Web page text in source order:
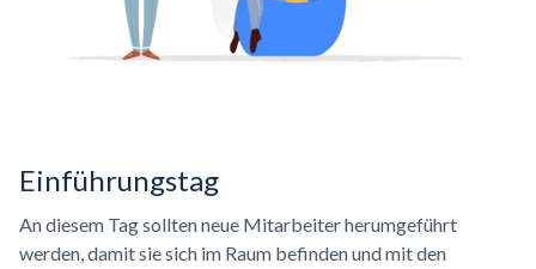
Einführungstag
An diesem Tag sollten neue Mitarbeiter herumgeführt
werden, damit sie sich im Raum befinden und mit den